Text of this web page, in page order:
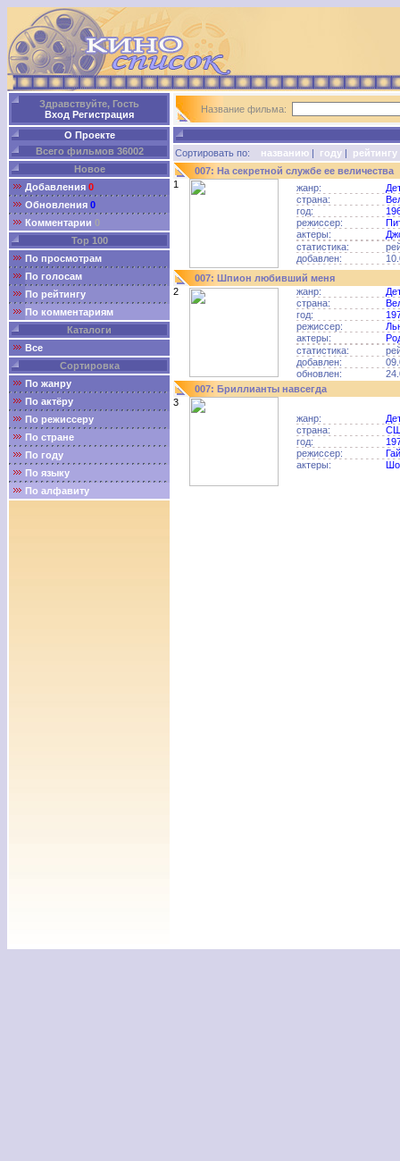
Здравствуйте, Гость
Вход Регистрация
О Проекте
Всего фильмов 36002
Новое
Добавления 0
Обновления 0
Комментарии 0
Top 100
По просмотрам
По голосам
По рейтингу
По комментариям
Каталоги
Все
Сортировка
По жанру
По актёру
По режиссеру
По стране
По году
По языку
По алфавиту
Название фильма:
Сортировать по: названию | году | рейтингу
007: На секретной службе ее величества
1
жанр:
страна:
год:
режиссер:
актеры:
статистика:
добавлен:
007: Шпион любивший меня
2
жанр:
страна:
год:
режиссер:
актеры:
статистика:
добавлен:
обновлен:
007: Бриллианты навсегда
3
жанр:
страна:
год:
режиссер:
актеры: